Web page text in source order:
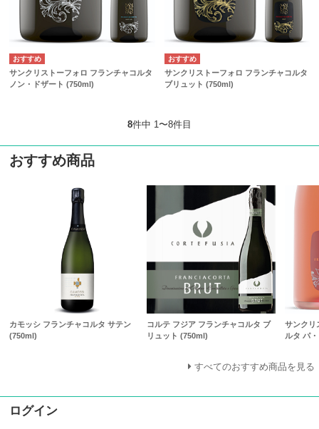
サンクリストーフォロ フランチャコルタ
ノン・ドザート (750ml)
サンクリストーフォロ フランチャコルタ
ブリュット (750ml)
8件中 1〜8件目
おすすめ商品
カモッシ フランチャコルタ サテン
(750ml)
コルテ フジア フランチャコルタ ブ
リュット (750ml)
サンクリ
ルタ パ
すべてのおすすめ商品を見る
ログイン